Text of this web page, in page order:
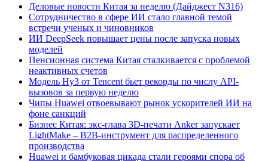
Деловые новости Китая за неделю (Дайджест N316)
Сотрудничество в сфере ИИ стало главной темой
встречи ученых и чиновников
ИИ DeepSeek повышает цены после запуска новых
моделей
Пенсионная система Китая сталкивается с проблемой
неактивных счетов
Модель Hy3 от Tencent бьет рекорды по числу API-
вызовов за первую неделю
Чипы Huawei отвоевывают рынок ускорителей ИИ на
фоне санкций
Бизнес Китая: экс-глава 3D-печати Anker запускает
LightMake – B2B-инструмент для распределенного
производства
Huawei и бамбуковая цикада стали героями спора об